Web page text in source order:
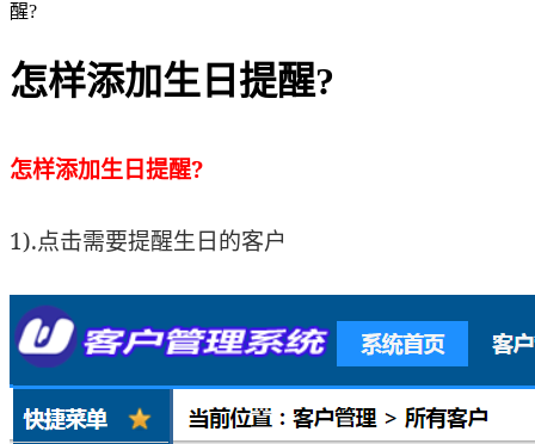
醒?
怎样添加生日提醒?
怎样添加生日提醒?
1).点击需要提醒生日的客户